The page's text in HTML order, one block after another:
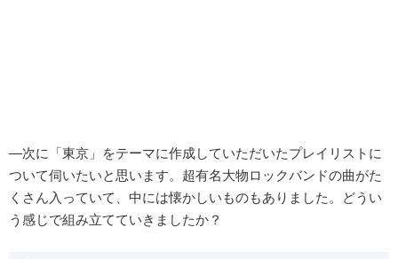
―次に「東京」をテーマに作成していただいたプレイリストに
ついて伺いたいと思います。超有名大物ロックバンドの曲がた
くさん入っていて、中には懐かしいものもありました。どうい
う感じで組み立てていきましたか？